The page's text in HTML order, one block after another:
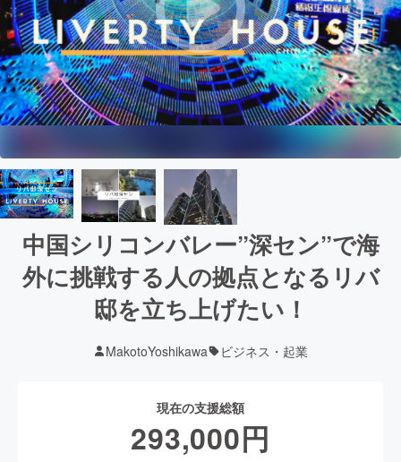
中国シリコンバレー”深セン”で海
外に挑戦する人の拠点となるリバ
邸を立ち上げたい！
MakotoYoshikawa ビジネス・起業
現在の支援総額
293,000円